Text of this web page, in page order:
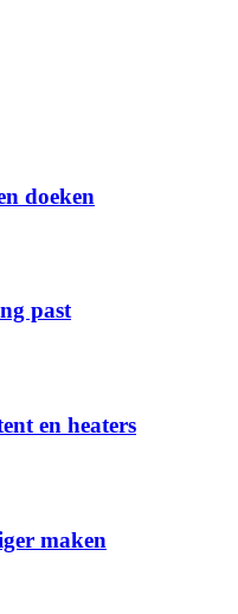
doeken
past
en heaters
maken